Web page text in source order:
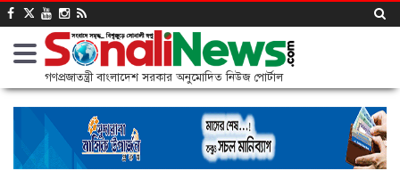
গণপ্রজাতন্ত্রী বাংলাদেশ সরকার অনুমোদিত নিউজ পোর্টাল